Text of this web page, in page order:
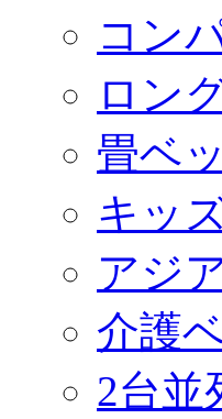
コン
ロン
畳ベ
キッ
アジ
介護
2台並